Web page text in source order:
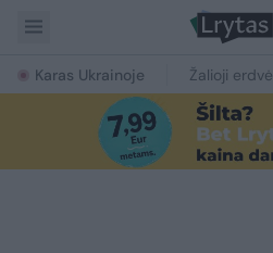
Karas Ukrainoje Žalioji erdvė